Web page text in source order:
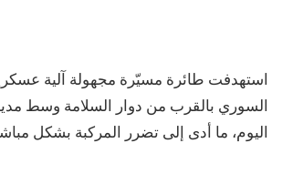
استهدفت طائرة مسيّرة مجهولة آلية
السوري بالقرب من دوار السلامة وسط
اليوم، ما أدى إلى تضرر المركبة بشكل